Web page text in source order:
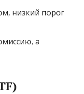
низкий порог
а